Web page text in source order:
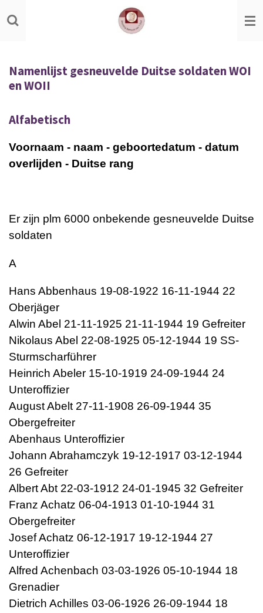
Ga
direct
hoofdinhoud
Namenlijst gesneuvelde Duitse soldaten WOI
en WOII
Alfabetisch
Voornaam - naam - geboortedatum - datum
overlijden - Duitse rang
Er zijn plm 6000 onbekende gesneuvelde Duitse
soldaten
A
Hans Abbenhaus 19-08-1922 16-11-1944 22
Oberjäger
Alwin Abel 21-11-1925 21-11-1944 19 Gefreiter
Nikolaus Abel 22-08-1925 05-12-1944 19 SS-
Sturmscharführer
Heinrich Abeler 15-10-1919 24-09-1944 24
Unteroffizier
August Abelt 27-11-1908 26-09-1944 35
Obergefreiter
Abenhaus Unteroffizier
Johann Abrahamczyk 19-12-1917 03-12-1944
26 Gefreiter
Albert Abt 22-03-1912 24-01-1945 32 Gefreiter
Franz Achatz 06-04-1913 01-10-1944 31
Obergefreiter
Josef Achatz 06-12-1917 19-12-1944 27
Unteroffizier
Alfred Achenbach 03-03-1926 05-10-1944 18
Grenadier
Dietrich Achilles 03-06-1926 26-09-1944 18